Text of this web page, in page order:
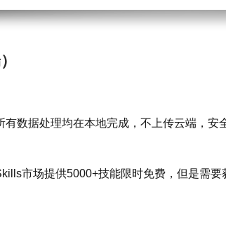
据处理均在本地完成，不上传云端，安
市场提供5000+技能限时免费，但是需要